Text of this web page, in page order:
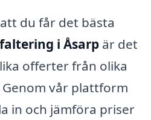
du får det bästa
i Åsarp är det
offerter från olika
vår plattform
in och jämföra priser